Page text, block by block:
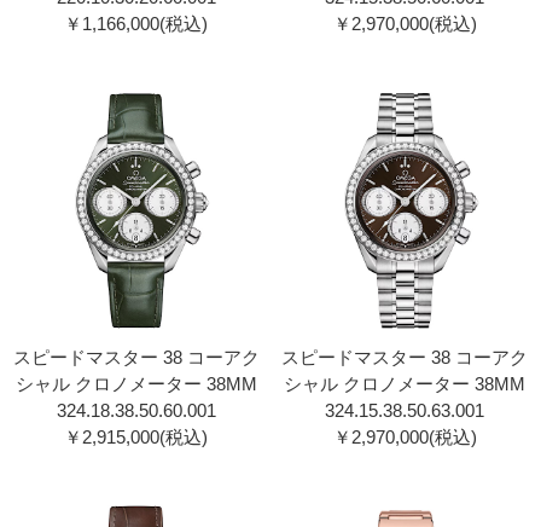
￥1,166,000(税込)
￥2,970,000(税込)
スピードマスター 38 コーアク
シャル クロノメーター 38MM
324.18.38.50.60.00 1
￥2,915,000(税込)
スピードマスター 38 コーアク
シャル クロノメーター 38MM
324.15.38.50.63.00 1
￥2,970,000(税込)